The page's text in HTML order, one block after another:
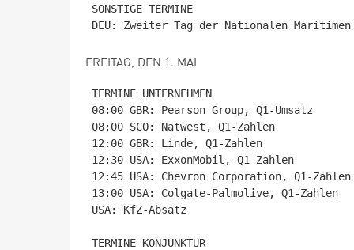
SONSTIGE TERMINE
FREITAG, DEN 1. MAI
TERMINE UNTERNEHMEN
08:00 GBR: Pearson Group, Q1-Umsatz
08:00 SCO: Natwest, Q1-Zahlen
12:00 GBR: Linde, Q1-Zahlen
12:30 USA: ExxonMobil, Q1-Zahlen
12:45 USA: Chevron Corporation, Q1-Zahlen
13:00 USA: Colgate-Palmolive, Q1-Zahlen
USA: KfZ-Absatz
TERMINE KONJUNKTUR